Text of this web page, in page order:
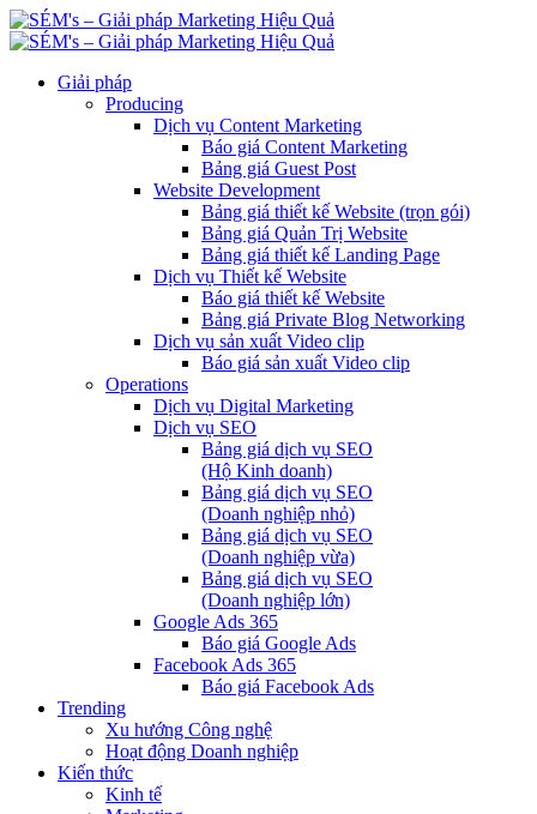
Giải pháp
Producing
Dịch vụ Content Marketing
Báo giá Content Marketing
Bảng giá Guest Post
Website Development
Bảng giá thiết kế Website (trọn gói)
Bảng giá Quản Trị Website
Bảng giá thiết kế Landing Page
Dịch vụ Thiết kế Website
Báo giá thiết kế Website
Bảng giá Private Blog Networking
Dịch vụ sản xuất Video clip
Báo giá sản xuất Video clip
Operations
Dịch vụ Digital Marketing
Dịch vụ SEO
Bảng giá dịch vụ SEO
(Hộ Kinh doanh)
Bảng giá dịch vụ SEO
(Doanh nghiệp nhỏ)
Bảng giá dịch vụ SEO
(Doanh nghiệp vừa)
Bảng giá dịch vụ SEO
(Doanh nghiệp lớn)
Google Ads 365
Báo giá Google Ads
Facebook Ads 365
Báo giá Facebook Ads
Trending
Xu hướng Công nghệ
Hoạt động Doanh nghiệp
Kiến thức
Kinh tế